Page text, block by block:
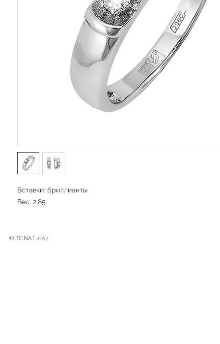
Вставки: бриллианты
Вес: 2,85
© SENAT 2017